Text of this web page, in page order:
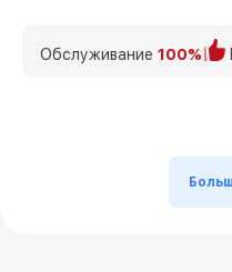
Обслуживание 100%